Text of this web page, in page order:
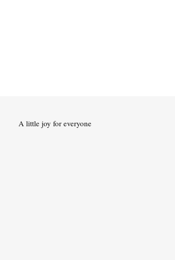
A little joy for everyone